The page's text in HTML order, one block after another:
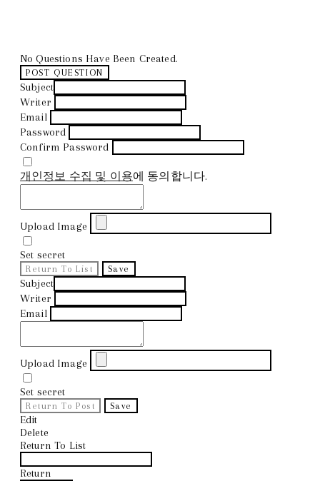
No Questions Have Been Created.
POST QUESTION
Subject
Writer
Email
Password
Confirm Password
개인정보 수집 및 이용에 동의합니다.
Upload Image
Set secret
Return To List Save
Subject
Writer
Email
Upload Image
Set secret
Return To Post Save
Edit
Delete
Return To List
Return